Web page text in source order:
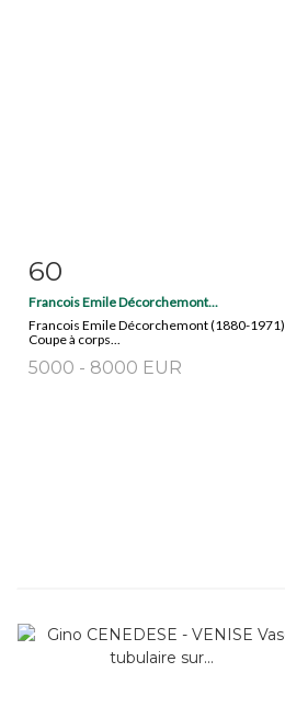
Item detail
60
Francois Emile Décorchemont...
Francois Emile Décorchemont (1880-1971)
Coupe à corps...
5000 - 8000 EUR